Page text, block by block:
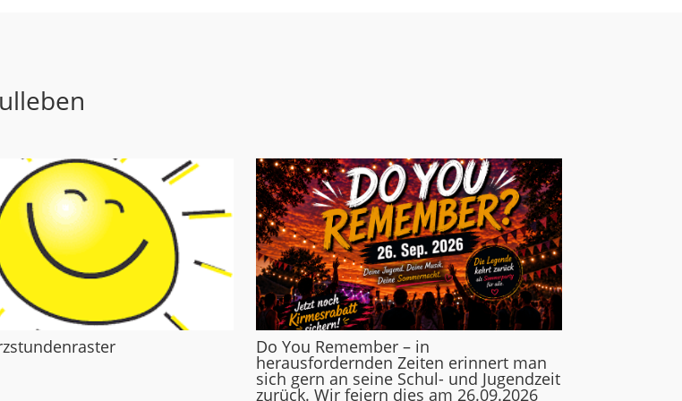
Do You Remember – in
herausfordernden Zeiten erinnert man
sich gern an seine Schul- und Jugendzeit
zurück. Wir feiern dies am 26.09.2026